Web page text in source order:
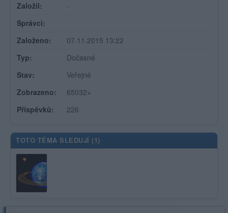
Založil:
-
Správci:
Založeno:
07.11.2015 13:22
Typ:
Dočasné
Stav:
Veřejné
Zobrazeno:
65032×
Příspěvků:
226
TOTO TÉMA SLEDUJÍ (1)